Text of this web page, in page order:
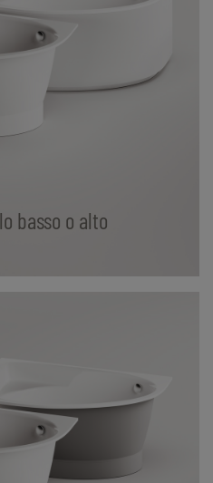
basso o alto